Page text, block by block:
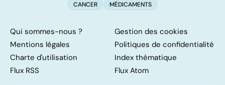
CANCER
MÉDICAMENTS
Qui sommes-nous ?
Gestion des cookies
Mentions légales
Politiques de confidentialité
Charte d'utilisation
Index thématique
Flux RSS
Flux Atom